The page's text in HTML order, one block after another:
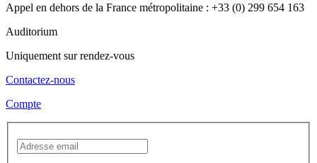
Appel en dehors de la France métropolitaine : +33 (0) 299 654 163
Auditorium
Uniquement sur rendez-vous
Contactez-nous
Compte